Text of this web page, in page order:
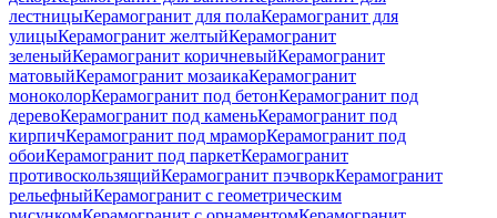
лестницыКерамогранит для полаКерамогранит для
улицыКерамогранит желтыйКерамогранит
зеленыйКерамогранит коричневыйКерамогранит
матовыйКерамогранит мозаикаКерамогранит
моноколорКерамогранит под бетонКерамогранит под
деревоКерамогранит под каменьКерамогранит под
кирпичКерамогранит под мраморКерамогранит под
обоиКерамогранит под паркетКерамогранит
противоскользящийКерамогранит пэчворкКерамогранит
рельефныйКерамогранит с геометрическим